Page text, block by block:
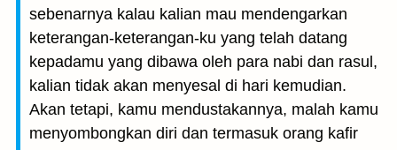
sebenarnya kalau kalian mau mendengarkan
keterangan-keterangan-ku yang telah datang
kepadamu yang dibawa oleh para nabi dan rasul,
kalian tidak akan menyesal di hari kemudian.
Akan tetapi, kamu mendustakannya, malah kamu
menyombongkan diri dan termasuk orang kafir